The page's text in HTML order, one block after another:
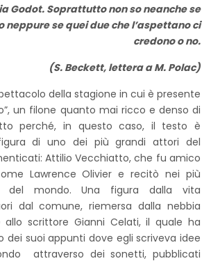
Godot. Soprattutto non so neanche se
neppure se quei due che l’aspettano ci
credono o no.
(S. Beckett, lettera a M. Polac)
della stagione in cui è presente
un filone quanto mai ricco e denso di
perché, in questo caso, il testo è
di uno dei più grandi attori del
Attilio Vecchiatto, che fu amico
Lawrence Olivier e recitò nei più
del mondo. Una figura dalla vita
dal comune, riemersa dalla nebbia
allo scrittore Gianni Celati, il quale ha
dei suoi appunti dove egli scriveva idee
attraverso dei sonetti, pubblicati